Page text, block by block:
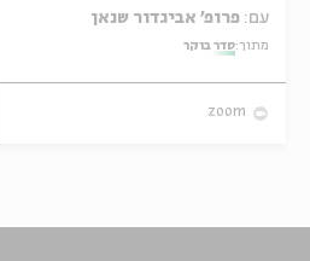
עם:
מתוך:סדר בוקר
zoom